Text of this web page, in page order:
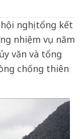
nghị tổng kết
nhiệm vụ năm
văn và tổng
chống thiên